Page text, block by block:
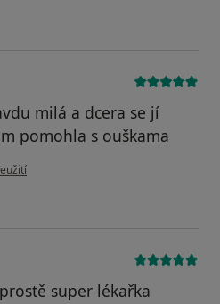
milá a dcera se jí
pomohla s ouškama
uživatele Pacient
super lékařka